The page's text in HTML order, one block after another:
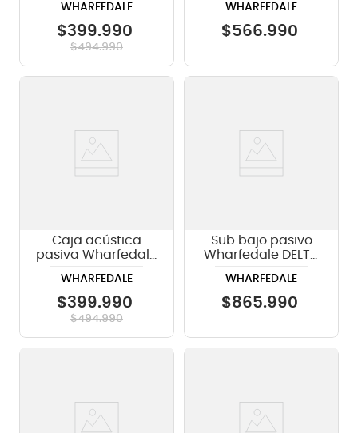
WHARFEDALE
$399.990
$494.990
420W
WHARFEDALE
$566.990
Caja acústica
pasiva Wharfedale
700 watts
WHARFEDALE
$399.990
$494.990
Sub bajo pasivo
Wharfedale DELTA
WHARFEDALE
$865.990